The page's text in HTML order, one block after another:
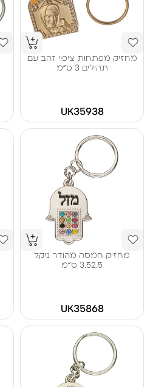
מחזיק מפתחות ציפוי זהב עם
תהילים 3 ס"מ
UK35938
מחזיק חמסה מהודר ניקל
3.52.5 ס"מ
UK35868